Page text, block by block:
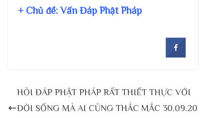
+ Chủ đề:Vấn Đáp Phật Pháp
HỎI ĐÁP PHẬT PHÁP RẤT THIẾT THỰC VỚI
ĐỜI SỐNG MÀ AI CŨNG THẮC MẮC 30.09.20